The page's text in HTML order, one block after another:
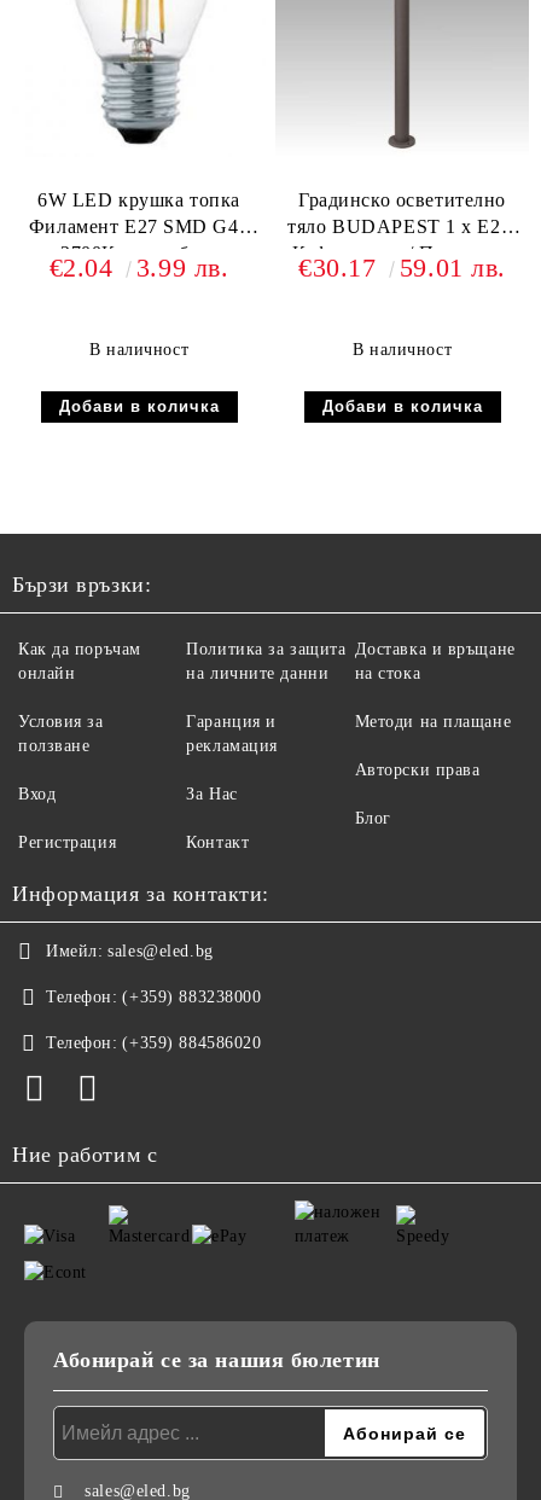
6W LED крушка топка
Филамент Е27 SMD G45
2700К топло бяла
светлина
€2.04 3.99 лв.
В наличност
Градинско осветително
тяло BUDAPEST 1 х Е27,
Кафяв метал / Прозрачна
пластмаса
€30.17 59.01 лв.
В наличност
Бързи връзки:
Как да поръчам
онлайн
Условия за
ползване
Вход
Регистрация
Политика за защита
на личните данни
Гаранция и
рекламация
За Нас
Контакт
Доставка и връщане
на стока
Методи на плащане
Авторски права
Блог
Информация за контакти:
Имейл: sales@eled.bg
Телефон: (+359) 883238000
Телефон: (+359) 884586020
Ние работим с
Абонирай се за нашия бюлетин
sales@eled.bg